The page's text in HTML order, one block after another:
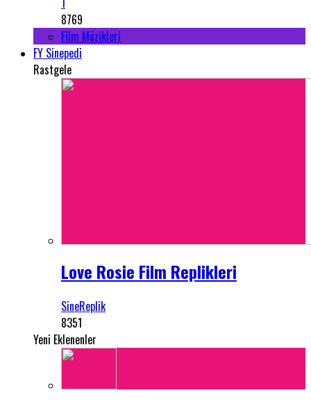
8769
Film Müzikleri
FY Sinepedi
Rastgele
Love Rosie Film Replikleri
SineReplik
8351
Yeni Eklenenler